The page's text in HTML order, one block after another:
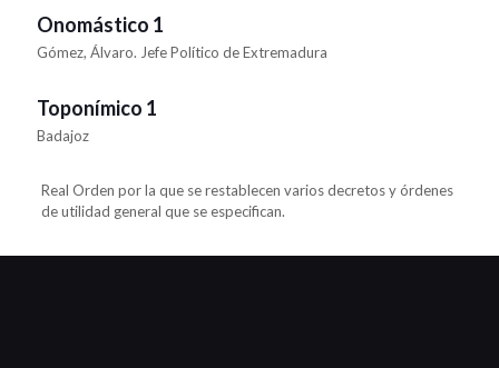
Onomástico 1
Gómez, Álvaro. Jefe Político de Extremadura
Toponímico 1
Badajoz
Real Orden por la que se restablecen varios decretos y órdenes
de utilidad general que se especifican.